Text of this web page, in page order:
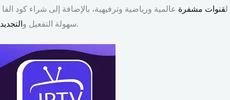
لقنوات مشفرة عالمية ورياضية وترفيهية، بالإضافة إلى شراء كود الفا
سهولة التفعيل والتجديد .